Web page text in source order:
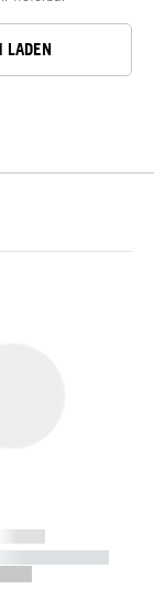
LADEN
-----------